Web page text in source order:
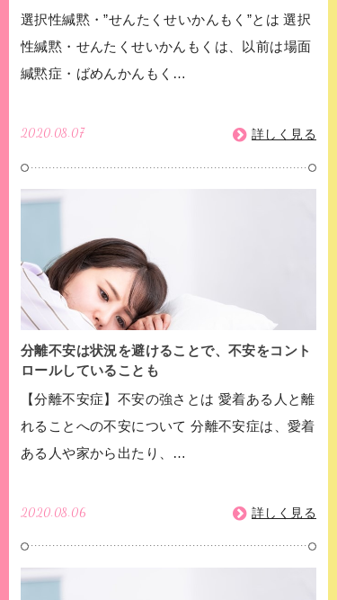
選択性緘黙・”せんたくせいかんもく”とは 選択
性緘黙・せんたくせいかんもくは、以前は場面
緘黙症・ばめんかんもく…
2020.08.07 詳しく見る
分離不安は状況を避けることで、不安をコント
ロールしていることも
【分離不安症】不安の強さとは 愛着ある人と離
れることへの不安について 分離不安症は、愛着
ある人や家から出たり、…
2020.08.06 詳しく見る